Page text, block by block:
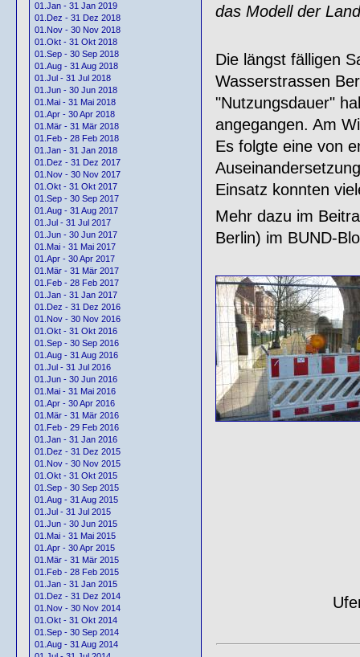
01.Jan - 31 Jan 2019
01.Dez - 31 Dez 2018
01.Nov - 30 Nov 2018
01.Okt - 31 Okt 2018
01.Sep - 30 Sep 2018
01.Aug - 31 Aug 2018
01.Jul - 31 Jul 2018
01.Jun - 30 Jun 2018
01.Mai - 31 Mai 2018
01.Apr - 30 Apr 2018
01.Mär - 31 Mär 2018
01.Feb - 28 Feb 2018
01.Jan - 31 Jan 2018
01.Dez - 31 Dez 2017
01.Nov - 30 Nov 2017
01.Okt - 31 Okt 2017
01.Sep - 30 Sep 2017
01.Aug - 31 Aug 2017
01.Jul - 31 Jul 2017
01.Jun - 30 Jun 2017
01.Mai - 31 Mai 2017
01.Apr - 30 Apr 2017
01.Mär - 31 Mär 2017
01.Feb - 28 Feb 2017
01.Jan - 31 Jan 2017
01.Dez - 31 Dez 2016
01.Nov - 30 Nov 2016
01.Okt - 31 Okt 2016
01.Sep - 30 Sep 2016
01.Aug - 31 Aug 2016
01.Jul - 31 Jul 2016
01.Jun - 30 Jun 2016
01.Mai - 31 Mai 2016
01.Apr - 30 Apr 2016
01.Mär - 31 Mär 2016
01.Feb - 29 Feb 2016
01.Jan - 31 Jan 2016
01.Dez - 31 Dez 2015
01.Nov - 30 Nov 2015
01.Okt - 31 Okt 2015
01.Sep - 30 Sep 2015
01.Aug - 31 Aug 2015
01.Jul - 31 Jul 2015
01.Jun - 30 Jun 2015
01.Mai - 31 Mai 2015
01.Apr - 30 Apr 2015
01.Mär - 31 Mär 2015
01.Feb - 28 Feb 2015
01.Jan - 31 Jan 2015
01.Dez - 31 Dez 2014
01.Nov - 30 Nov 2014
01.Okt - 31 Okt 2014
01.Sep - 30 Sep 2014
01.Aug - 31 Aug 2014
das Modell der
Die längst fälligen
Wasserstrassen
"Nutzungsdauer"
angegangen. Am
Es folgte eine von
Einsatz konnten
Mehr dazu im
Berlin) im BUND-